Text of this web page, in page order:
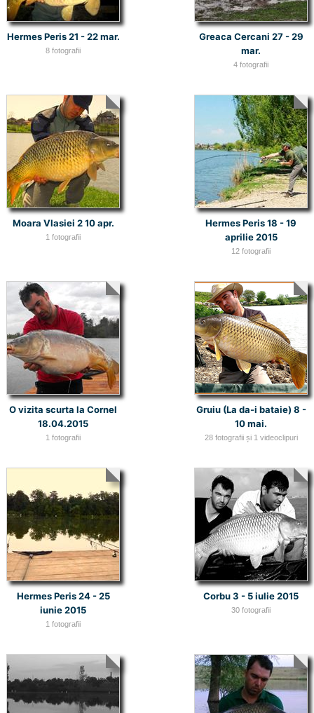
Hermes Peris 21 - 22 mar.
8 fotografii
Greaca Cercani 27 - 29
mar.
4 fotografii
Moara Vlasiei 2 10 apr.
1 fotografii
Hermes Peris 18 - 19
aprilie 2015
12 fotografii
O vizita scurta la Cornel
18.04.2015
1 fotografii
Gruiu (La da-i bataie) 8 -
10 mai.
28 fotografii și 1 videoclipuri
Hermes Peris 24 - 25
iunie 2015
1 fotografii
Corbu 3 - 5 iulie 2015
30 fotografii